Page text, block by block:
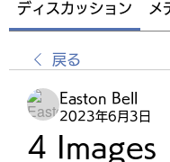
ディスカッション メ
戻る
Easton Bell
2023年6月3日
4 Images